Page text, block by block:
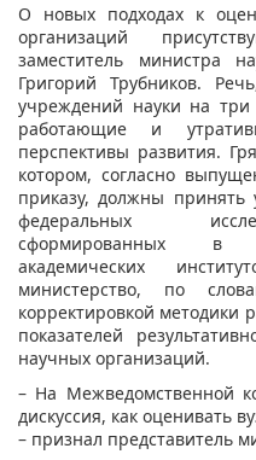
О новых подходах к
организаций
заместитель министра
Григорий Трубников.
учреждений науки на три
работающие и
перспективы развития.
котором, согласно
приказу, должны принять
федеральных
сформированных в
академических
министерство, по
корректировкой методики
показателей
научных организаций.
– На Межведомственной
дискуссия, как оценивать
– признал представитель